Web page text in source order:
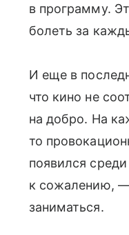
в программу.
болеть за
И еще в
что кино не
на добро. На
то
появился
к сожалению, —
заниматься.